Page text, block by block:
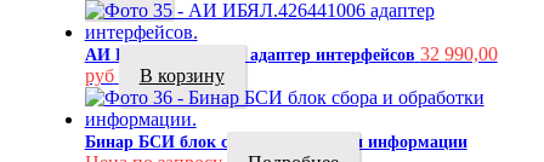
АИ ИБЯЛ.426441006 адаптер интерфейсов 32 990,00
руб
В корзину
Бинар БСИ блок сбора и обработки информации